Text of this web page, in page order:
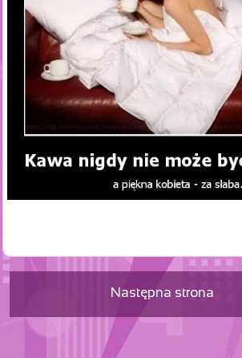
Następna strona